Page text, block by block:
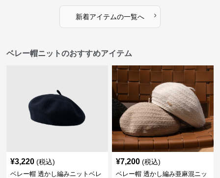
新着アイテムの一覧へ ›
ベレー帽ニットのおすすめアイテム
¥3,220 (税込)
ベレー帽 透かし編みニットベレ
¥7,200 (税込)
ベレー帽 透かし編み亜麻混ニッ